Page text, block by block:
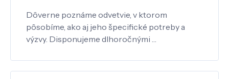
Dôverne poznáme odvetvie, v ktorom
pôsobíme, ako aj jeho špecifické potreby a
výzvy. Disponujeme dlhoročnými …